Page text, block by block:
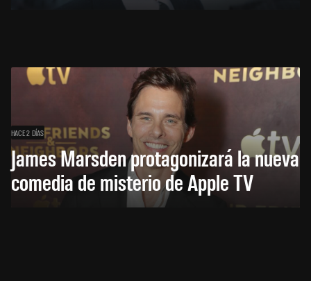
HACE 2 DÍAS
James Marsden protagonizará la nueva
comedia de misterio de Apple TV